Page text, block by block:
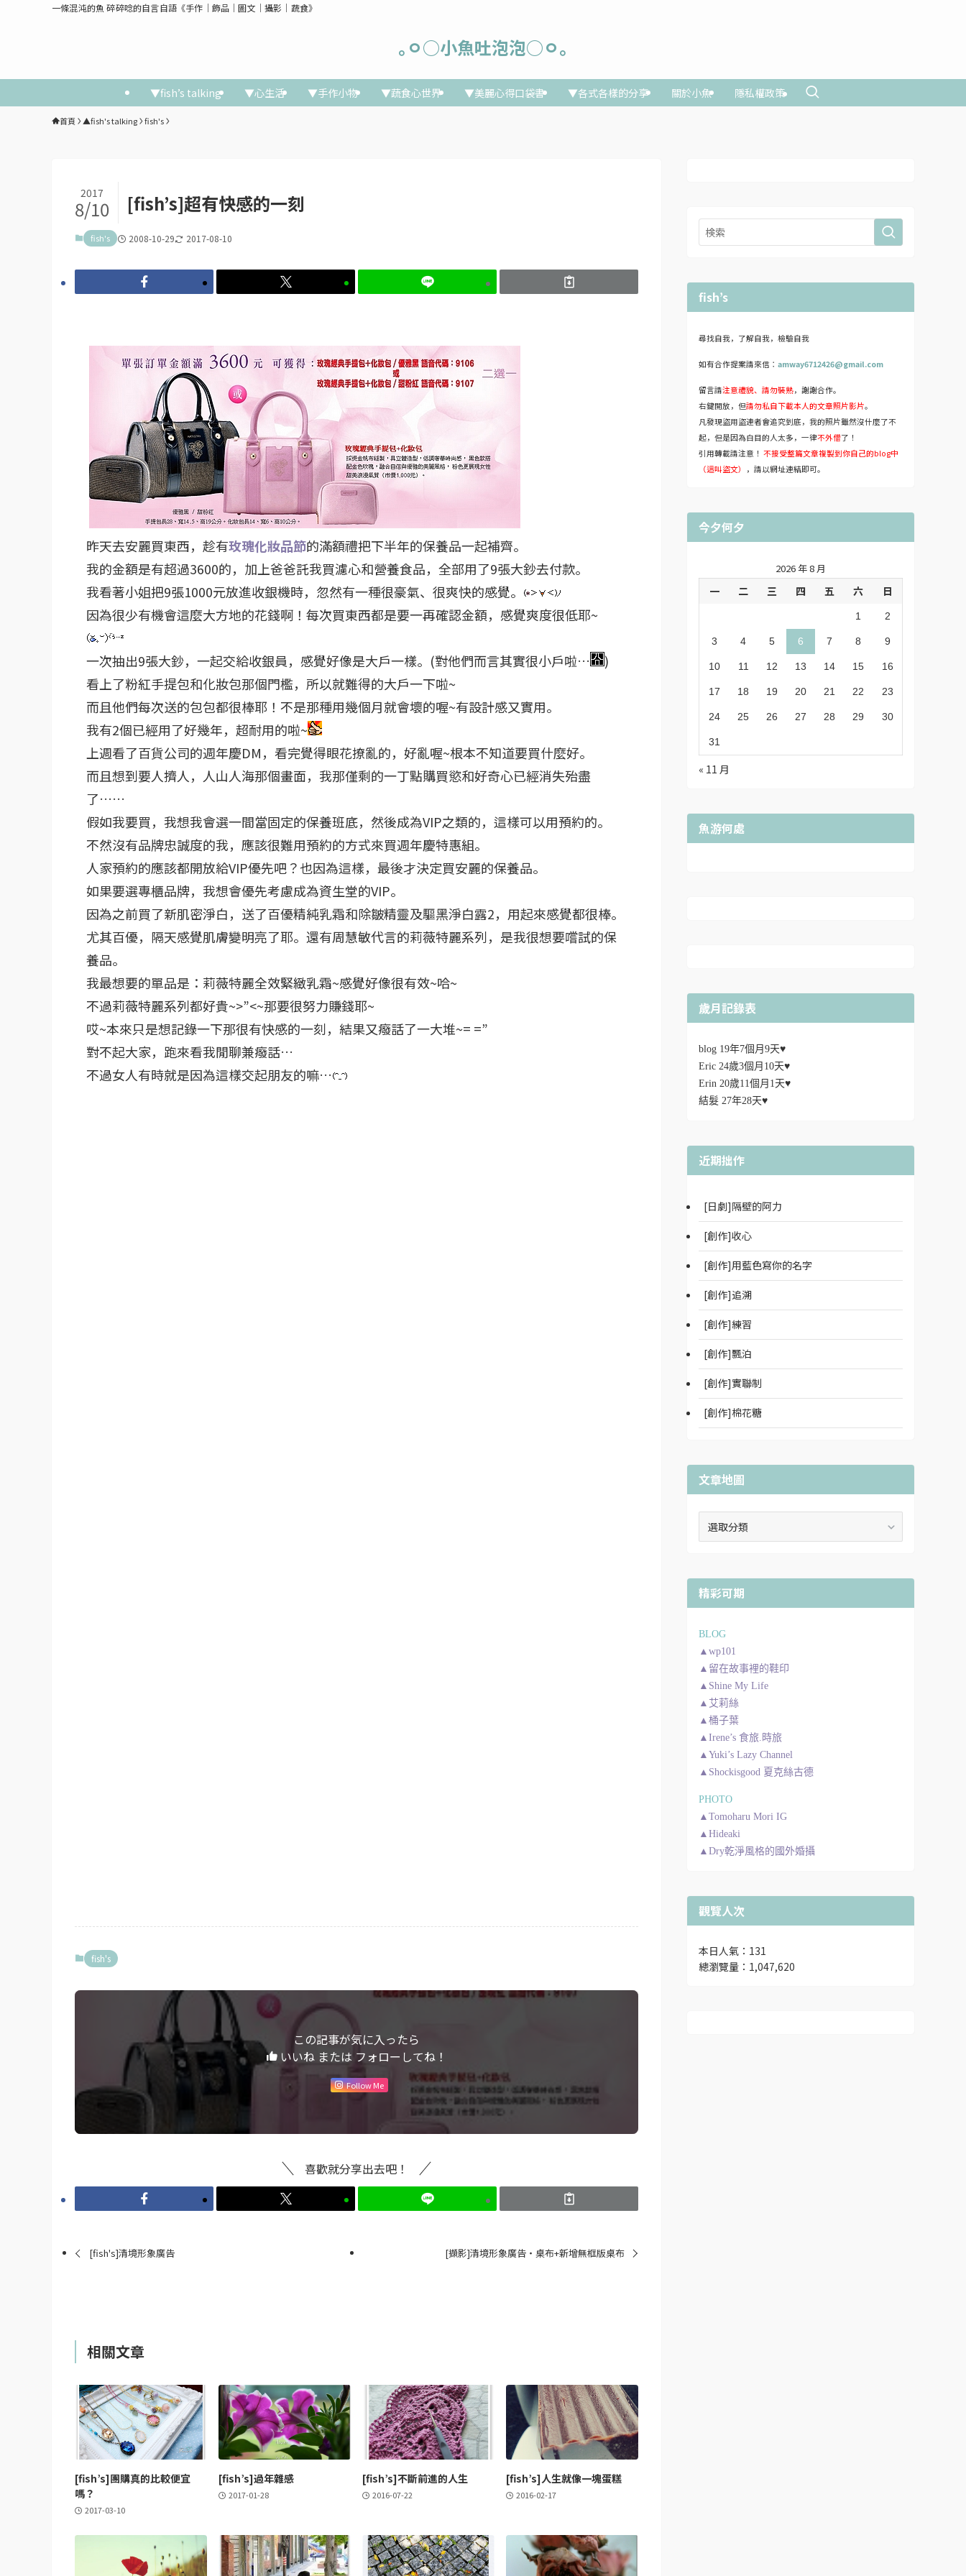
一條混沌的魚 碎碎唸的自言自語《手作│飾品│圖文│攝影│蔬食》
｡ㅇ○小魚吐泡泡○ㅇ｡
▼fish’s talking ▼心生活 ▼手作小物 ▼蔬食心世界 ▼美麗心得口袋書 ▼各式各樣的分享 關於小魚 隱私權政策
首頁 ▲fish's talking fish's
[fish’s]超有快感的一刻
2017
8/10
fish's 2008-10-29 2017-08-10
昨天去安麗買東西，趁有玫瑰化妝品節的滿額禮把下半年的保養品一起補齊。
我的金額是有超過3600的，加上爸爸託我買濾心和營養食品，全部用了9張大鈔去付款。
我看著小姐把9張1000元放進收銀機時，忽然有一種很豪氣、很爽快的感覺。
因為很少有機會這麼大方地的花錢啊！每次買東西都是要一再確認金額，感覺爽度很低耶~
一次抽出9張大鈔，一起交給收銀員，感覺好像是大戶一樣。(對他們而言其實很小戶啦…
)
看上了粉紅手提包和化妝包那個門檻，所以就難得的大戶一下啦~
而且他們每次送的包包都很棒耶！不是那種用幾個月就會壞的喔~有設計感又實用。
我有2個已經用了好幾年，超耐用的啦~
上週看了百貨公司的週年慶DM，看完覺得眼花撩亂的，好亂喔~根本不知道要買什麼好。
而且想到要人擠人，人山人海那個畫面，我那僅剩的一丁點購買慾和好奇心已經消失殆盡
了……
假如我要買，我想我會選一間當固定的保養班底，然後成為VIP之類的，這樣可以用預約的。
不然沒有品牌忠誠度的我，應該很難用預約的方式來買週年慶特惠組。
人家預約的應該都開放給VIP優先吧？也因為這樣，最後才決定買安麗的保養品。
如果要選專櫃品牌，我想會優先考慮成為資生堂的VIP。
因為之前買了新肌密淨白，送了百優精純乳霜和除皺精靈及驅黑淨白露2，用起來感覺都很棒。
尤其百優，隔天感覺肌膚變明亮了耶。還有周慧敏代言的莉薇特麗系列，是我很想要嚐試的保
養品。
我最想要的單品是：莉薇特麗全效緊緻乳霜~感覺好像很有效~哈~
不過莉薇特麗系列都好貴~>”<~那要很努力賺錢耶~
哎~本來只是想記錄一下那很有快感的一刻，結果又癈話了一大堆~= =”
對不起大家，跑來看我閒聊兼癈話…
不過女人有時就是因為這樣交起朋友的嘛…
fish's
この記事が気に入ったら
いいね または フォローしてね！
Follow Me
喜歡就分享出去吧！
[fish's]清境形象廣告 [擷影]清境形象廣告‧桌布+新增無框版桌布
相關文章
[fish’s]團購真的比較便宜
嗎？
2017-03-10
[fish’s]過年雜感
2017-01-28
[fish’s]不斷前進的人生
2016-07-22
[fish’s]人生就像一塊蛋糕
2016-02-17
fish’s
尋找自我，了解自我，檢驗自我
如有合作提案請來信： amway6712426@gmail.com
留言請注意禮貌、請勿裝熟，謝謝合作。
右鍵開放，但請勿私自下載本人的文章照片影片。
凡發現盜用盜連者會追究到底，我的照片雖然沒什麼了不
起，但是因為白目的人太多，一律不外借了！
引用轉載請注意！ 不接受整篇文章複製到你自己的blog中
（這叫盜文）
，請以網址連結即可。
今夕何夕
2026 年 8 月
一 二 三 四 五 六 日
1 2
3 4 5 6 7 8 9
10 11 12 13 14 15 16
17 18 19 20 21 22 23
24 25 26 27 28 29 30
31
« 11 月
魚游何處
歲月記錄表
blog 19年7個月9天♥
Eric 24歲3個月10天♥
Erin 20歲11個月1天♥
結髮 27年28天♥
近期拙作
[日劇]隔壁的阿力
[創作]收心
[創作]用藍色寫你的名字
[創作]追溯
[創作]練習
[創作]飄泊
[創作]實聯制
[創作]棉花糖
文章地圖
精彩可期
BLOG
▲wp101
▲留在故事裡的鞋印
▲Shine My Life
▲艾莉絲
▲桶子葉
▲Irene’s 食旅.時旅
▲Yuki’s Lazy Channel
▲Shockisgood 夏克絲古德
PHOTO
▲Tomoharu Mori IG
▲Hideaki
▲Dry乾淨風格的國外婚攝
觀覽人次
本日人氣：131
總瀏覽量：1,047,620